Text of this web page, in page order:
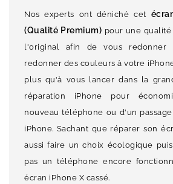
Nos experts ont déniché cet
(Qualité Premium) pour une
l'original afin de vous
redonner des couleurs à votre
plus qu'à vous lancer dans la
réparation iPhone pour
nouveau téléphone ou d'un
iPhone. Sachant que réparer son
aussi faire un choix écologique
pas un téléphone encore
écran iPhone X cassé.